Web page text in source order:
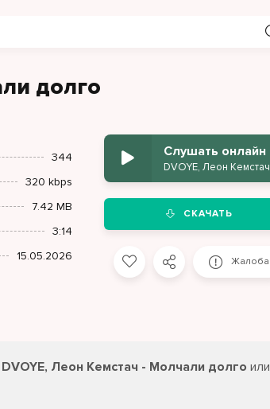
долго
344
320 kbps
7.42 MB
3:14
15.05.2026
Слушать онлайн
СКАЧАТЬ
Жалоба
Леон Кемстач - Молчали долго или